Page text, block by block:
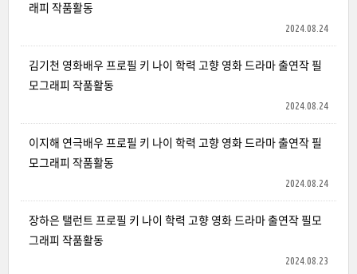
래피 작품활동
2024.08.24
김기천 영화배우 프로필 키 나이 학력 고향 영화 드라마 출연작 필
모그래피 작품활동
2024.08.24
이지해 연극배우 프로필 키 나이 학력 고향 영화 드라마 출연작 필
모그래피 작품활동
2024.08.24
장하은 탤런트 프로필 키 나이 학력 고향 영화 드라마 출연작 필모
그래피 작품활동
2024.08.23